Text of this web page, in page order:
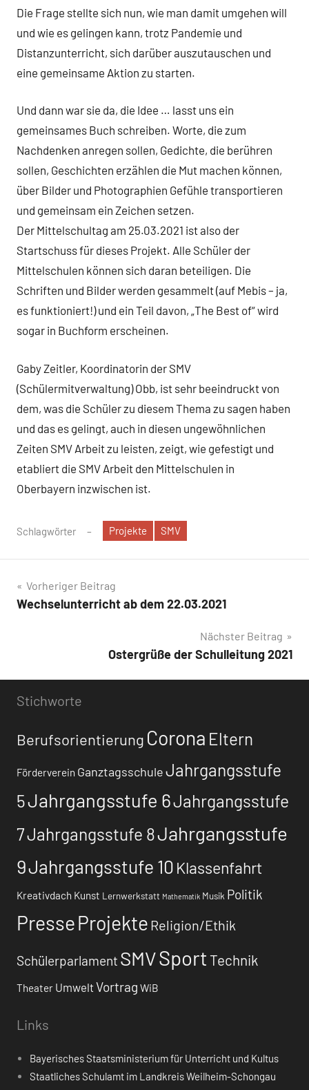
Die Frage stellte sich nun, wie man damit umgehen will
und wie es gelingen kann, trotz Pandemie und
Distanzunterricht, sich darüber auszutauschen und
eine gemeinsame Aktion zu starten.
Und dann war sie da, die Idee … lasst uns ein
gemeinsames Buch schreiben. Worte, die zum
Nachdenken anregen sollen, Gedichte, die berühren
sollen, Geschichten erzählen die Mut machen können,
über Bilder und Photographien Gefühle transportieren
und gemeinsam ein Zeichen setzen.
Der Mittelschultag am 25.03.2021 ist also der
Startschuss für dieses Projekt. Alle Schüler der
Mittelschulen können sich daran beteiligen. Die
Schriften und Bilder werden gesammelt (auf Mebis – ja,
es funktioniert!) und ein Teil davon, „The Best of“ wird
sogar in Buchform erscheinen.
Gaby Zeitler, Koordinatorin der SMV
(Schülermitverwaltung) Obb, ist sehr beeindruckt von
dem, was die Schüler zu diesem Thema zu sagen haben
und das es gelingt, auch in diesen ungewöhnlichen
Zeiten SMV Arbeit zu leisten, zeigt, wie gefestigt und
etabliert die SMV Arbeit den Mittelschulen in
Oberbayern inzwischen ist.
Schlagwörter Projekte SMV
Beitragsnavigation
Vorheriger Beitrag
Wechselunterricht ab dem 22.03.2021
Nächster Beitrag
Ostergrüße der Schulleitung 2021
Stichworte
Berufsorientierung Corona Eltern
Förderverein GanztagsschuleJahrgangsstufe
5Jahrgangsstufe 6Jahrgangsstufe
7Jahrgangsstufe 8Jahrgangsstufe
9Jahrgangsstufe 10 Klassenfahrt
Kreativdach Kunst Lernwerkstatt Mathematik Musik Politik
PresseProjekte Religion/Ethik
Schülerparlament SMVSport Technik
Theater UmweltVortrag WiB
Links
Bayerisches Staatsministerium für Unterricht und Kultus
Staatliches Schulamt im Landkreis Weilheim-Schongau